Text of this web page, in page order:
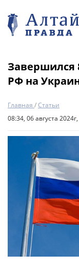
Завершился
РФ на
Главная /Статьи
08:34, 06 августа 2024г,